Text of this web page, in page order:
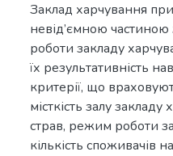
Заклад харчування
невід’ємною частиною
роботи закладу
їх результативність
критерії, що
місткість залу
страв, режим роботи
кількість споживачів